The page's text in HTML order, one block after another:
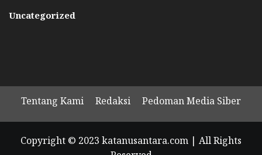
Uncategorized
Tentang Kami Redaksi Pedoman Media Siber
Copyright © 2023 katanusantara.com | All Rights